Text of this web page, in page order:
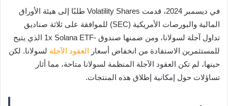
في ديسمبر 2024، قدمت Volatility Shares طلبًا إلى هيئة الأوراق
المالية والبورصات الأمريكية (SEC) للموافقة على ثلاثة صناديق
تداول آجلة لسولانا، ومن ضمنها صندوق -1x Solana ETF الذي يتيح
للمستثمرين الاستفادة من انخفاض أسعار العقود الآجلة لسولانا. لكن
حينها، لم تكن العقود الآجلة المنظمة لسولانا متاحة، مما أثار
تساؤلات حول إمكانية إطلاق هذه المنتجات.